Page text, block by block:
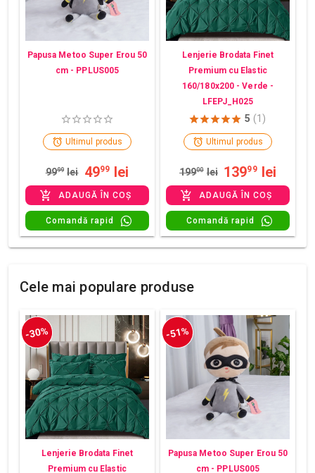
Papusa Metoo Super Erou 50
cm - PPLUS005
Ultimul produs
9999 lei 4999 lei
ADAUGĂ ÎN COȘ
Comandă rapid
Lenjerie Brodata Finet
Premium cu Elastic
160/180x200 - Verde -
LFEPJ_H025
5 (1)
Ultimul produs
19900 lei 13999 lei
ADAUGĂ ÎN COȘ
Comandă rapid
Cele mai populare produse
-30%
Lenjerie Brodata Finet
Premium cu Elastic
-51%
Papusa Metoo Super Erou 50
cm - PPLUS005